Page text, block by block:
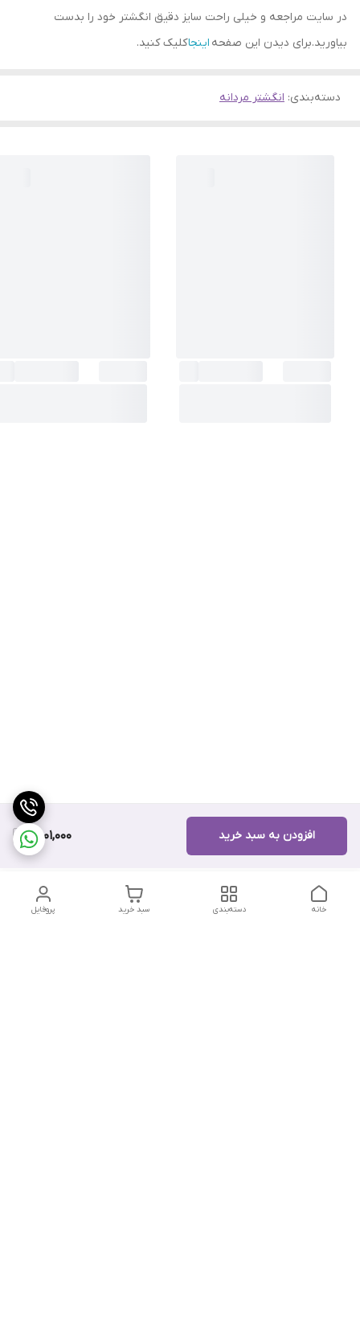
9,601,000 افزودن به سبد خرید
در سایت مراجعه و خیلی راحت سایز دقیق انگشتر خود را بدست
بیاورید.برای دیدن این صفحه اینجاکلیک کنید.
دسته‌بندی: انگشتر مردانه
پروفایل سبد خرید دسته‌بندی خانه